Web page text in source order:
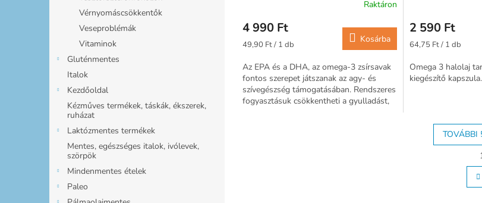
Vérnyomáscsökkentők
Veseproblémák
Vitaminok
Gluténmentes
Italok
Kezdőoldal
Kézműves termékek, táskák, ékszerek,
ruházat
Laktózmentes termékek
Mentes, egészséges italok, ivólevek,
szörpök
Mindenmentes ételek
Paleo
Raktáron
4 990 Ft
Egységár:
49,90 Ft / 1 db Kosárba
Az EPA és a DHA, az omega-3 zsírsavak
fontos szerepet játszanak az agy- és
szívegészség támogatásában. Rendszeres
fogyasztásuk csökkentheti a gyulladást,
2 590 Ft
Egységár:
64,75 Ft / 1 db
Omega 3 halolaj
kiegészítő kapszula.
TOVÁBBI